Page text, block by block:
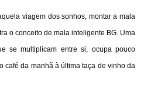
viagem dos sonhos, montar a mala
o conceito de mala inteligente BG. Uma
se multiplicam entre si, ocupa pouco
café da manhã à última taça de vinho da